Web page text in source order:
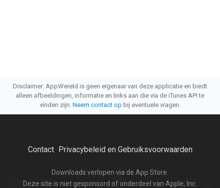
Disclaimer: AppWereld is geen eigenaar van deze applicatie en biedt
alleen afbeeldingen, informatie en links aan die via de iTunes API te
vinden zijn. Neem contact op bij eventuele vragen.
Contact· Privacybeleid en Gebruiksvoorwaarden
Downloads verlopen via de App Store.
Deze site is niet gesponsord of onderdeel van Apple, Inc.